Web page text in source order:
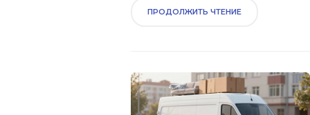
избежать повреждений обивки при
ПРОДОЛЖИТЬ ЧТЕНИЕ